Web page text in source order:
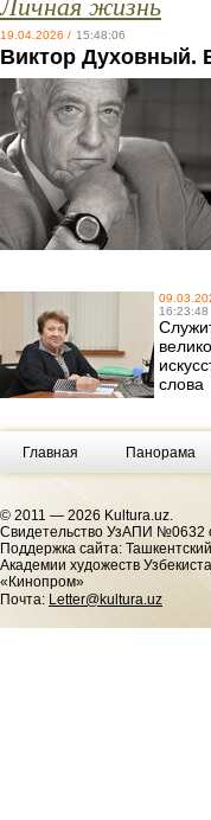
Личная жизнь
19.04.2026 / 15:48:06
Виктор Духовный.
16:23:48
слова
Главная Панорама
© 2011 — 2026 Kultura.uz.
Cвидетельство УзАПИ №0632
Поддержка сайта:
Академии художеств
«Кинопром»
Почта: Letter@kultura.uz